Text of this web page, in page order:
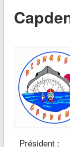
Président :